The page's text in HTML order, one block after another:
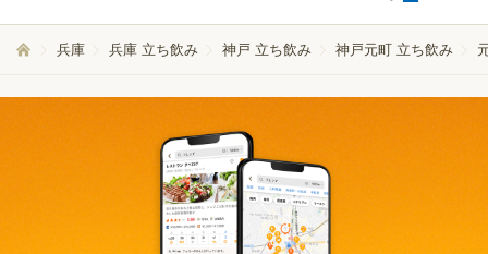
兵庫 兵庫 立ち飲み 神戸 立ち飲み 神戸元町 立ち飲み